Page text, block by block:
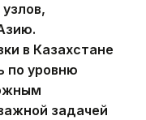
в Казахстане
по уровню
задачей